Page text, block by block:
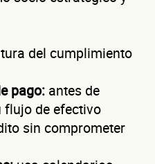
del cumplimiento
pago: antes de
flujo de efectivo
sin comprometer
año?
crédito correcta para tu negocio.